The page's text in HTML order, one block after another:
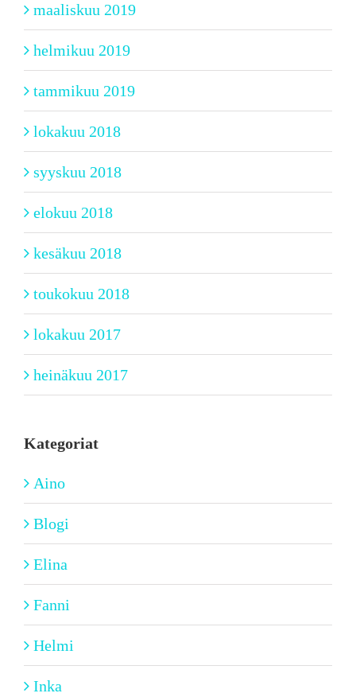
maaliskuu 2019
helmikuu 2019
tammikuu 2019
lokakuu 2018
syyskuu 2018
elokuu 2018
kesäkuu 2018
toukokuu 2018
lokakuu 2017
heinäkuu 2017
Kategoriat
Aino
Blogi
Elina
Fanni
Helmi
Inka